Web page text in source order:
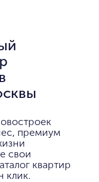
премиум
свои
квартир
клик.